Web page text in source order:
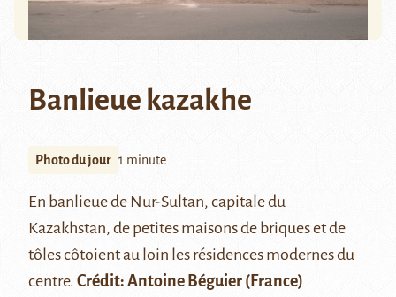
Banlieue kazakhe
Photo du jour 1 minute
En banlieue de Nur-Sultan, capitale du
Kazakhstan, de petites maisons de briques et de
tôles côtoient au loin les résidences modernes du
centre. Crédit: Antoine Béguier (France)